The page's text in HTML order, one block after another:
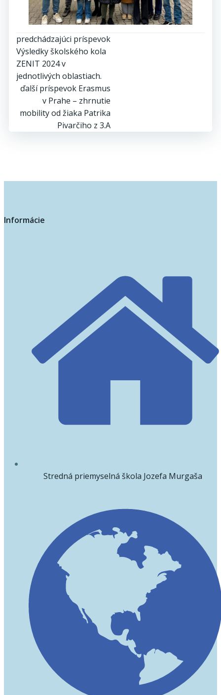
Post
navigation
predchádzajúci príspevok
Výsledky školského kola
ZENIT 2024 v
jednotlivých oblastiach.
Post
navigation
ďalší príspevok Erasmus
v Prahe – zhrnutie
mobility od žiaka Patrika
Pivarčiho z 3.A
Informácie
Stredná priemyselná škola Jozefa Murgaša